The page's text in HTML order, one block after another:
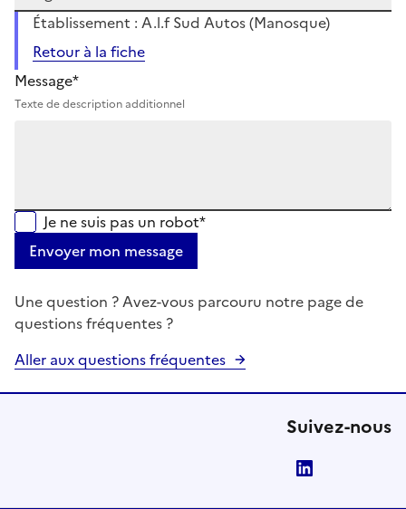
Établissement : A.l.f Sud Autos (Manosque)
Retour à la fiche
Message*
Texte de description additionnel
Je ne suis pas un robot*
Envoyer mon message
Une question ? Avez-vous parcouru notre page de
questions fréquentes ?
Aller aux questions fréquentes
Suivez-nous